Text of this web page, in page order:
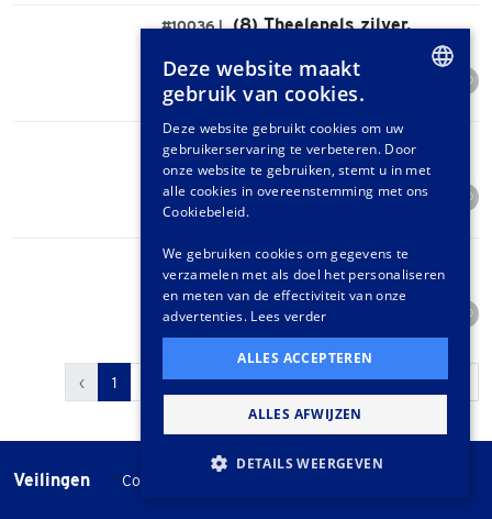
#10036 | (8) Theelepels zilver.
Hoogste bod
€ 20
Biedingen
1
0
#10041 | (6) Messen zilver.
Kavel verkocht
Hoogste bod
€ 111
Biedingen 0
#10042 | (2) Vismessen zilver.
Hoogste bod
€ 64 9
0
‹ 1 3 4 5 6 ... 47 48
Veilingen - Cookie instellingen
GERMAN
FRENCH
Deze website maakt
gebruik van cookies.
Deze website gebruikt cookies om uw
gebruikerservaring te verbeteren. Door
onze website te gebruiken, stemt u in met
alle cookies in overeenstemming met ons
Cookiebeleid.
We gebruiken cookies om gegevens te
verzamelen met als doel het personaliseren
en meten van de effectiviteit van onze
advertenties. Lees verder
ALLES ACCEPTEREN
ALLES AFWIJZEN
DETAILS WEERGEVEN